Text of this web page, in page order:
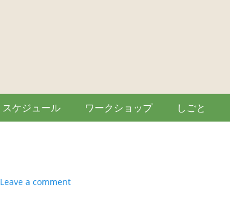
スケジュール ワークショップ しごと
Leave a comment